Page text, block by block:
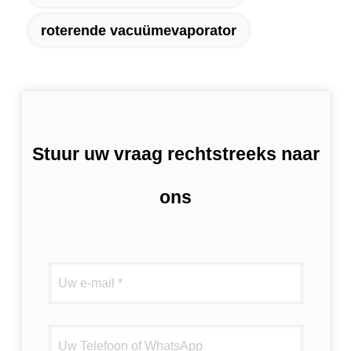
roterende vacuümevaporator
Stuur uw vraag rechtstreeks naar
ons